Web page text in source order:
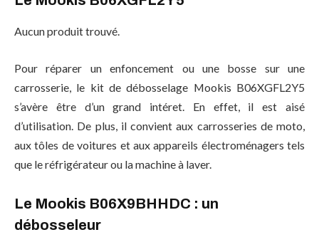
Aucun produit trouvé.
Pour réparer un enfoncement ou une bosse sur une
carrosserie, le kit de débosselage Mookis B06XGFL2Y5
s’avère être d’un grand intéret. En effet, il est aisé
d’utilisation. De plus, il convient aux carrosseries de moto,
aux tôles de voitures et aux appareils électroménagers tels
que le réfrigérateur ou la machine à laver.
Le Mookis B06X9BHHDC : un
débosseleur